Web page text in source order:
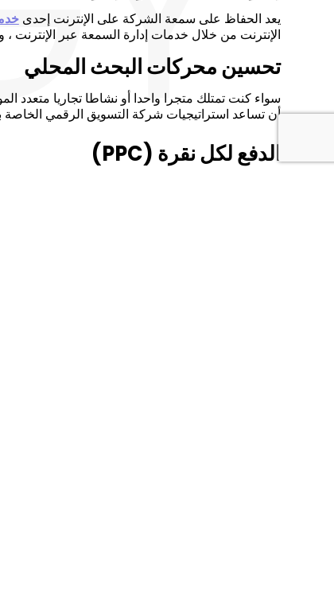
يعد الحفاظ على سمعة الشركة على الإنترنت إحدى
الإنترنت من خلال خدمات إدارة السمعة عبر الإنترنت ،
تحسين محركات البحث المحلي
سواء كنت تمتلك متجرا واحدا أو نشاطا تجاريا متعدد
أن تساعد استراتيجيات شركة التسويق الرقمي الخاصة
الدفع لكل نقرة (PPC)